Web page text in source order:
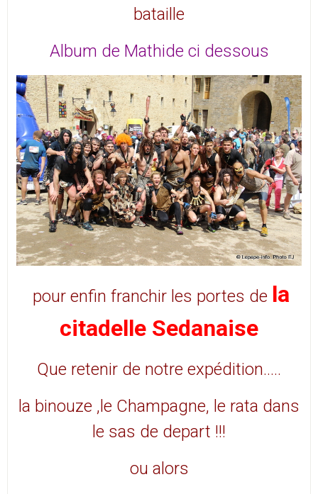
bataille
Album de Mathide ci dessous
pour enfin franchir les portes de la
citadelle Sedanaise
Que retenir de notre expédition…..
la binouze ,le Champagne, le rata dans
le sas de depart !!!
ou alors